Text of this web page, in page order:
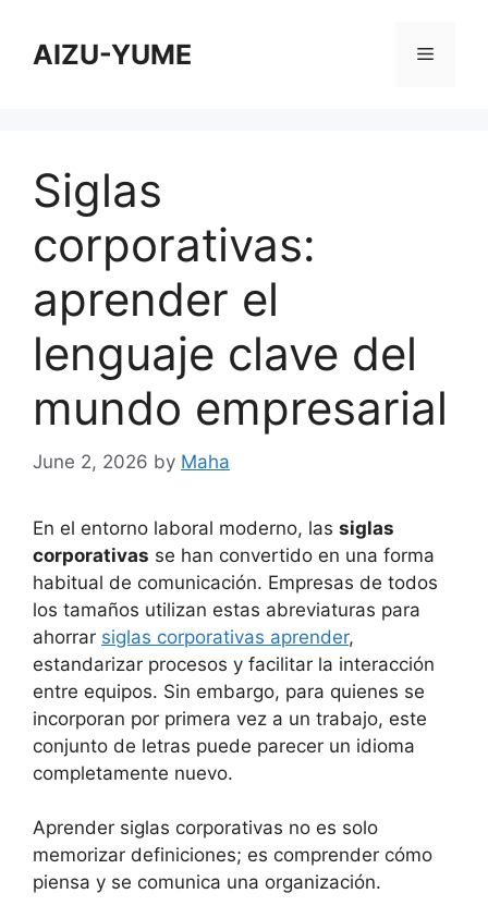
contentAIZU-YUME Menu
Siglas
corporativas:
aprender el
lenguaje clave del
mundo empresarial
June 2, 2026 by Maha
En el entorno laboral moderno, las siglas
corporativas se han convertido en una forma
habitual de comunicación. Empresas de todos
los tamaños utilizan estas abreviaturas para
ahorrar siglas corporativas aprender,
estandarizar procesos y facilitar la interacción
entre equipos. Sin embargo, para quienes se
incorporan por primera vez a un trabajo, este
conjunto de letras puede parecer un idioma
completamente nuevo.
Aprender siglas corporativas no es solo
memorizar definiciones; es comprender cómo
piensa y se comunica una organización.